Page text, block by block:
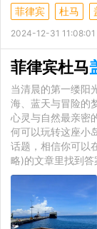
菲律宾 杜马
2024-12-31 11:08:01
菲律宾杜马
当清晨的第一缕阳
海、蓝天与冒险的
心灵与自然最亲密
何可以玩转这座小
话题，相信你可以
略)的文章里找到答